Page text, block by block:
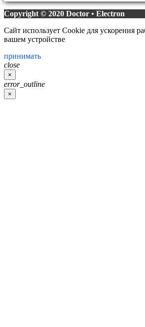
Copyright © 2020 Doctor • Electron
Сайт использует Cookie для ускорения
вашем устройстве
принимать
close
×
error_outline
×